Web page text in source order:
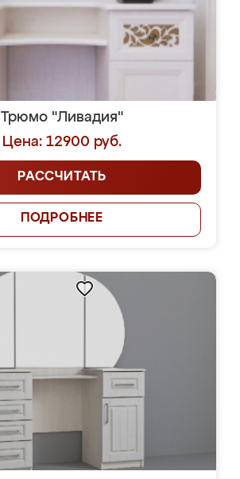
Трюмо "Ливадия"
Цена: 12900 руб.
РАССЧИТАТЬ
ПОДРОБНЕЕ